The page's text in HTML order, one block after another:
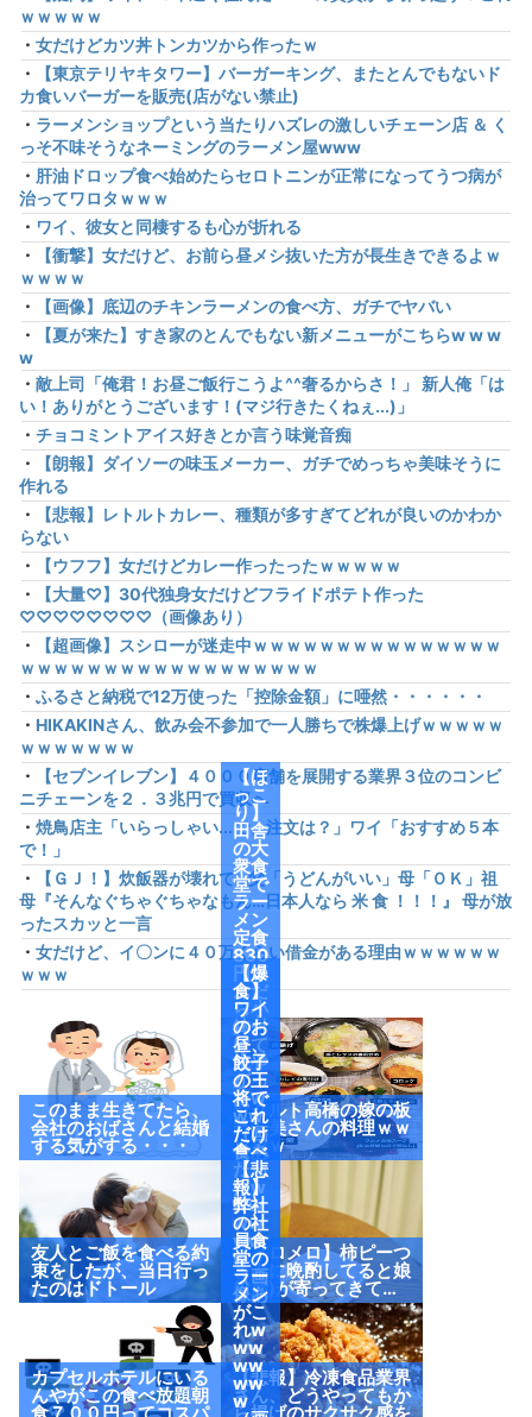
ｗｗｗｗｗ
・ 女だけどカツ丼トンカツから作ったｗ
・
【東京テリヤキタワー】バーガーキング、またとんでもないド
カ食いバーガーを販売(店がない禁止)
・ ラーメンショップという当たりハズレの激しいチェーン店 ＆ く
っそ不味そうなネーミングのラーメン屋www
・ 肝油ドロップ食べ始めたらセロトニンが正常になってうつ病が
治ってワロタｗｗｗ
・ ワイ、彼女と同棲するも心が折れる
・
【衝撃】女だけど、お前ら昼メシ抜いた方が長生きできるよｗ
ｗｗｗｗ
・
【画像】底辺のチキンラーメンの食べ方、ガチでヤバい
・
【夏が来た】すき家のとんでもない新メニューがこちらw w w
w
・ 敵上司「俺君！お昼ご飯行こうよ^^奢るからさ！」 新人俺「は
い！ありがとうございます！(マジ行きたくねぇ...)」
・ チョコミントアイス好きとか言う味覚音痴
・
【朗報】ダイソーの味玉メーカー、ガチでめっちゃ美味そうに
作れる
・
【悲報】レトルトカレー、種類が多すぎてどれが良いのかわか
らない
・
【ウフフ】女だけどカレー作ったったｗｗｗｗｗ
・
【大量♡】30代独身女だけどフライドポテト作った
♡♡♡♡♡♡♡♡（画像あり）
・
【超画像】スシローが迷走中ｗｗｗｗｗｗｗｗｗｗｗｗｗｗｗ
ｗｗｗｗｗｗｗｗｗｗｗｗｗｗｗｗｗｗ
・ ふるさと納税で12万使った「控除金額」に唖然・・・・・・
・ HIKAKINさん、飲み会不参加で一人勝ちで株爆上げｗｗｗｗｗ
ｗｗｗｗｗｗｗ
・
【セブンイレブン】４０００店舗を展開する業界３位のコンビ
ニチェーンを２．３兆円で買収へ
・ 焼鳥店主「いらっしゃい...で、注文は？」ワイ「おすすめ５本
で！」
・
【ＧＪ！】炊飯器が壊れて…父「うどんがいい」母「ＯＫ」祖
母『そんなぐちゃぐちゃなもん…日本人なら 米 食 ！！！』 母が放
ったスカッと一言
・ 女だけど、イ〇ンに４０万くらい借金がある理由ｗｗｗｗｗｗ
ｗｗｗ
このまま生きてたら、
会社のおばさんと結婚
する気がする・・・
ヤクルト高橋の嫁の板
野友美さんの料理ｗｗ
ｗｗｗ
友人とご飯を食べる約
束をしたが、当日行っ
たのはドトール
【ほ
っこ
り】
田舎
の大
衆食
堂で
ラー
メン
定食
830
円頼
んだ
ら小
鉢付
けて
来や
がっ
たw
ww
（画
像あ
り）
【メロメロ】柿ピーつ
まみに晩酌してると娘
(2歳)が寄ってきて…
カプセルホテルにいる
んやがこの食べ放題朝
【爆
食】
ワイ
のお
昼、
餃子
の王
将で
これ
だけ
食べ
たっ
たw
ww
ww
ww
w
（画
像あ
り）
【悲報】冷凍食品業界
さん、どうやってもか
【悲
報】
弊社
の社
員食
堂の
ラー
メン
がこ
れw
ww
ww
ww
w